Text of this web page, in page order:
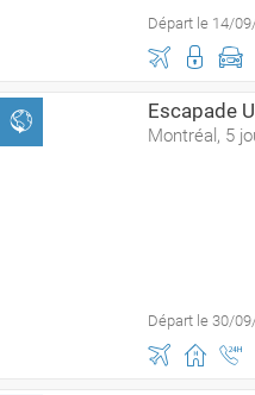
Départ le 14/
Escapade
Montréal, 5
Départ le 30/